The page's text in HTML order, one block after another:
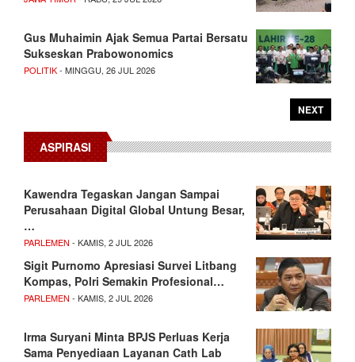
Gus Muhaimin Ajak Semua Partai Bersatu
Sukseskan Prabowonomics
POLITIK- MINGGU, 26 JUL 2026
NEXT
ASPIRASI
Kawendra Tegaskan Jangan Sampai
Perusahaan Digital Global Untung Besar,
…
PARLEMEN - KAMIS, 2 JUL 2026
Sigit Purnomo Apresiasi Survei Litbang
Kompas, Polri Semakin Profesional…
PARLEMEN - KAMIS, 2 JUL 2026
Irma Suryani Minta BPJS Perluas Kerja
Sama Penyediaan Layanan Cath Lab